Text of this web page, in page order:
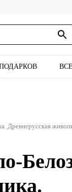
Древнерусская